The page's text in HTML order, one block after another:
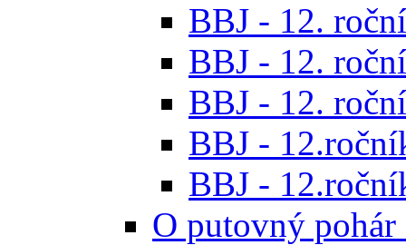
BBJ - 12.
BBJ - 12.
BBJ - 12.
BBJ -
BBJ -
O putovný